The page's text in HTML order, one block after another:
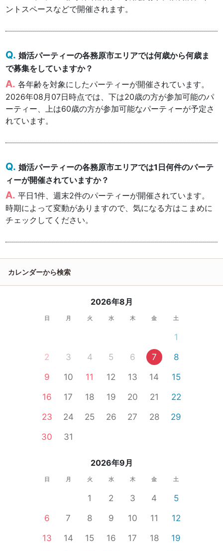
ントスペースなどで開催されます。
婚活パーティーの各務原市エリアでは何歳から何歳ま
で募集をしていますか？
各年齢を対象にしたパーティーが開催されています。
2026年08月07日時点では、下は20歳の方が参加可能のパ
ーティー、上は60歳の方が参加可能なパーティーが予定さ
れています。
婚活パーティーの各務原市エリアでは1日何件のパーテ
ィーが開催されていますか？
平日1件、週末2件のパーティーが開催されています。
時期によって変動がありますので、気になる方はこまめに
チェックしてください。
カレンダーから検索
2026年8月
日 月 火 水 木 金 土
1
2
3 4 5 6 7
8
9
10 11 12 13 14
15
16
17 18 19 20 21
22
23
24 25 26 27 28
29
30
31
2026年9月
日 月 火 水 木 金 土
1 2 3 4
5
6
7 8 9 10 11
12
13
14 15 16 17 18
19